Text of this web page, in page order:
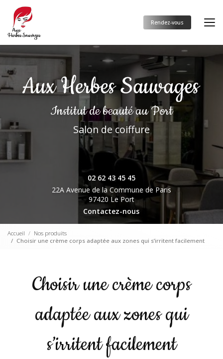
contenu
principal
Rendez-vous
Institut de beautéau Port
Salon de coiffure
02 62 43 45 45
22A Avenue de la Commune de Paris
97420 Le Port
Contactez-nous
Accueil
Nos produits
Choisir une crème corps adaptée aux zones qui s’irritent facilement
Choisir une crème corps
adaptée aux zones qui
s’irritent facilement